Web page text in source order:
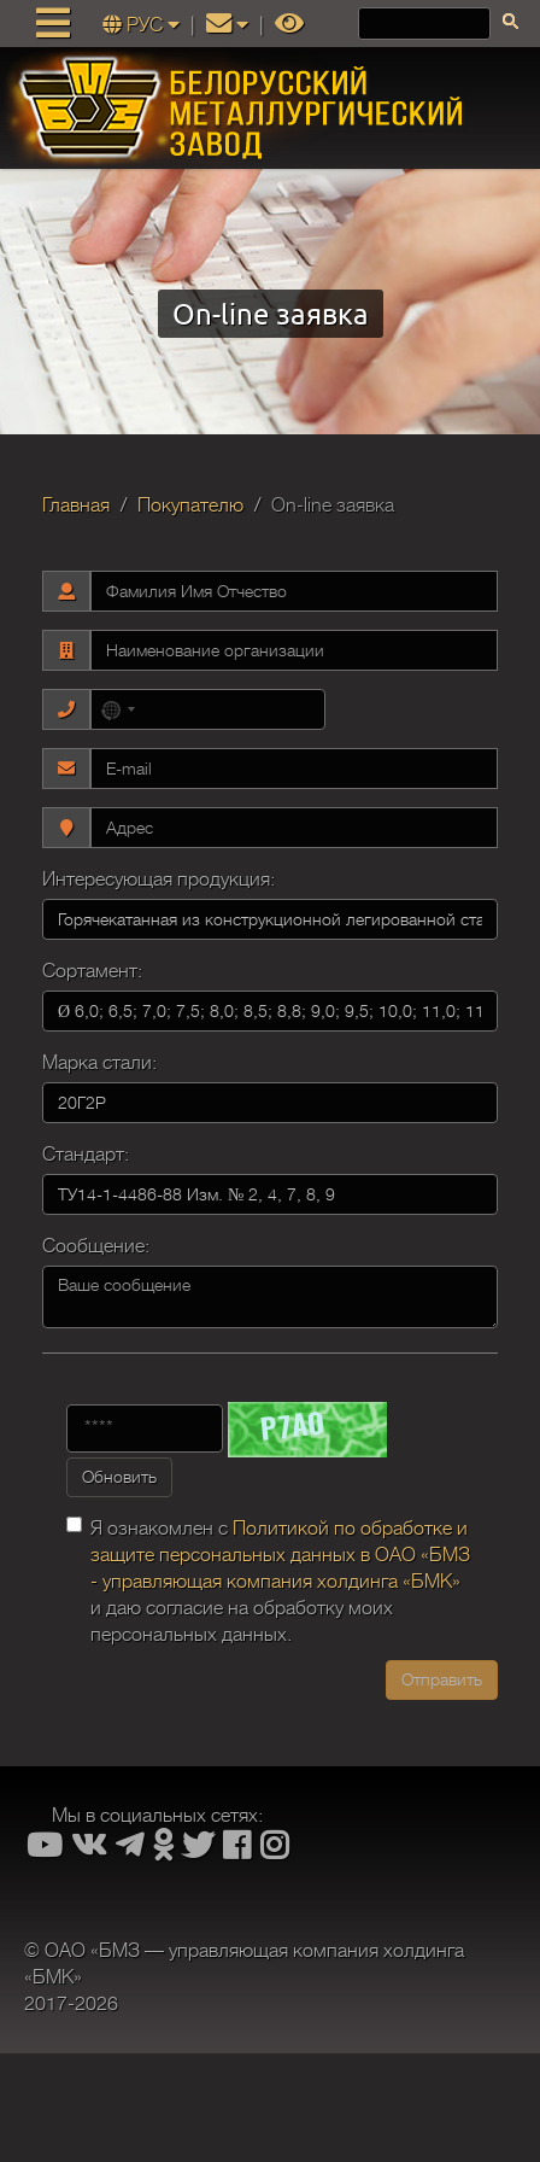
РУС
On-line заявка
Главная Покупателю On-line заявка
No
selected
Интересующая продукция:
Сортамент:
Марка стали:
Стандарт:
Сообщение:
Обновить
Я ознакомлен с Политикой по обработке и
защите персональных данных в ОАО «БМЗ
- управляющая компания холдинга «БМК»
и даю согласие на обработку моих
персональных данных.
Отправить
Мы в социальных сетях:
© ОАО «БМЗ — управляющая компания холдинга
«БМК»
2017-2026